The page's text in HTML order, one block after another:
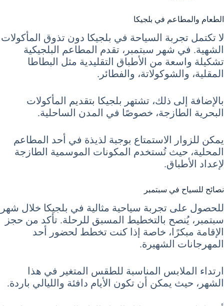
الطعام والمطاعم في بلجيكا
لا تكتمل تجربة السياحة في بلجيكا دون تذوق المأكولات
الشهية. في شهر سبتمبر، تقدم المطاعم البلجيكية
تشكيلة واسعة من الأطباق التقليدية مثل البطاطا
المقلية، والشوكولاتة، والفطائر.
بالإضافة إلى ذلك، تشتهر بلجيكا بتقديم المأكولات
البحرية الطازجة، خصوصًا في المدن الساحلية.
يمكن للزوار الاستمتاع بوجبة لذيذة في أحد المطاعم
المحلية، حيث تُستخدم المكونات الموسمية الطازجة
لإعداد الأطباق.
نصائح للسياح في سبتمبر
للحصول على تجربة سياحية مثالية في بلجيكا خلال شهر
سبتمبر، يُنصح بالتخطيط المسبق للرحلة. تأكد من حجز
الإقامة مبكرًا، خاصة إذا كنت تخطط لحضور أحد
المهرجانات الشهيرة.
ارتداء الملابس المناسبة للطقس المتغير في هذا
الشهر، حيث يمكن أن تكون الأيام دافئة والليالي باردة.